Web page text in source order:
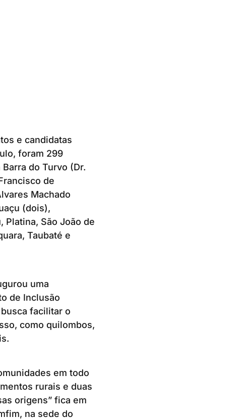
e candidatas
foram 299
do Turvo (Dr.
de
Machado
(dois),
Platina, São João de
Taubaté e
uma
de Inclusão
facilitar o
como quilombos,
em todo
rurais e duas
origens” fica em
na sede do